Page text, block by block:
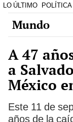
LO ÚLTIMO POLÍTICA
Mundo
A 47
a
México
Este 11 de
años de la